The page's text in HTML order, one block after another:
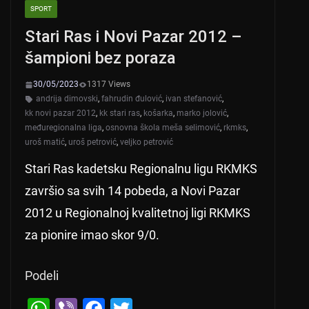
SPORT
Stari Ras i Novi Pazar 2012 –
šampioni bez poraza
30/05/2023
1317 Views
andrija dimovski, fahrudin đulović, ivan stefanović,
kk novi pazar 2012, kk stari ras, košarka, marko jolović,
međuregionalna liga, osnovna škola meša selimović, rkmks,
uroš matić, uroš petrović, veljko petrović
Stari Ras kadetsku Regionalnu ligu RKMKS
završio sa svih 14 pobeda, a Novi Pazar
2012 u Regionalnoj kvalitetnoj ligi RKMKS
za pionire imao skor 9/0.
Podeli